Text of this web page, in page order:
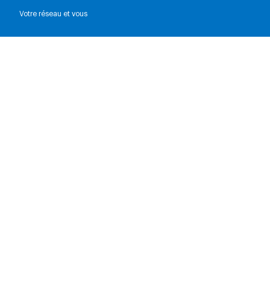
Votre réseau et vous